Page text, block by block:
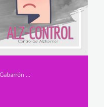
Secundaria, Jorge Díaz García, Pablo Gabarrón Hernández y José Sánchez Fortún